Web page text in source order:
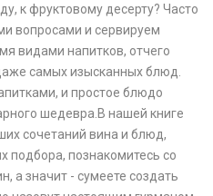
к фруктовому десерту? Часто
вопросами и сервируем
видами напитков, отчего
самых изысканных блюд.
и простое блюдо
шедевра.В нашей книге
сочетаний вина и блюд,
подбора, познакомитесь со
а значит - сумеете создать